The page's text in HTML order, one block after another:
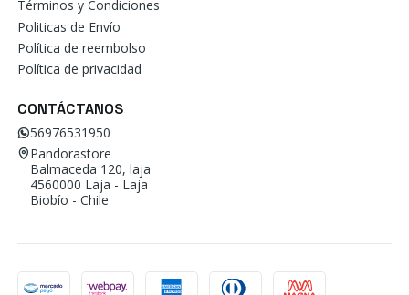
Términos y Condiciones
Politicas de Envío
Política de reembolso
Política de privacidad
CONTÁCTANOS
56976531950
Pandorastore
Balmaceda 120, laja
4560000 Laja - Laja
Biobío - Chile